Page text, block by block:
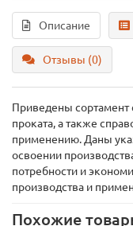
Описание
Отзывы (0)
Приведены сортамент
проката, а также
применению. Даны
освоении
потребности и
производства и
Похожие